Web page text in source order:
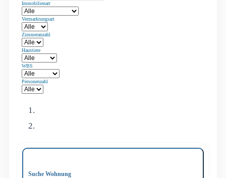
Immobilienart
Vermarktungsart
Zimmeranzahl
Haustiere
WBS
Personenzahl
Suche Wohnung